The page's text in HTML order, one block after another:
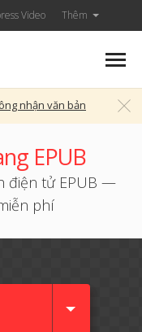
Video Thêm
nhận văn bản
EPUB
điện tử EPUB —
phí